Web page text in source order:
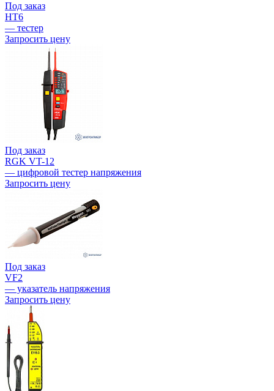
Под заказ
HT6
— тестер
Запросить цену
Под заказ
RGK VT-12
— цифровой тестер напряжения
Запросить цену
Под заказ
VF2
— указатель напряжения
Запросить цену